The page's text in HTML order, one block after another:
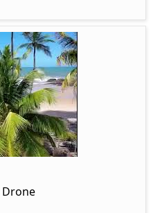
Drone